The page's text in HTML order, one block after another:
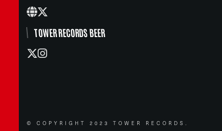
TOWER RECORDS BEER
© COPYRIGHT 2023 TOWER RECORDS.